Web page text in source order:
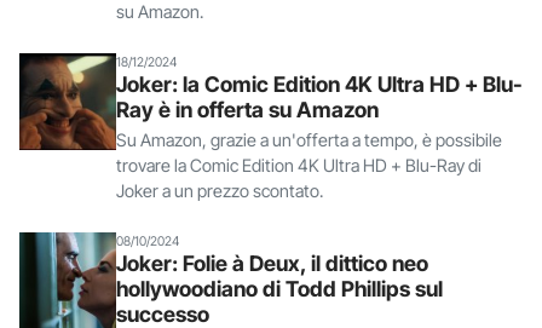
su Amazon.
18/12/2024
Joker: la Comic Edition 4K Ultra HD + Blu-
Ray è in offerta su Amazon
Su Amazon, grazie a un'offerta a tempo, è possibile
trovare la Comic Edition 4K Ultra HD + Blu-Ray di
Joker a un prezzo scontato.
08/10/2024
Joker: Folie à Deux, il dittico neo
hollywoodiano di Todd Phillips sul
successo